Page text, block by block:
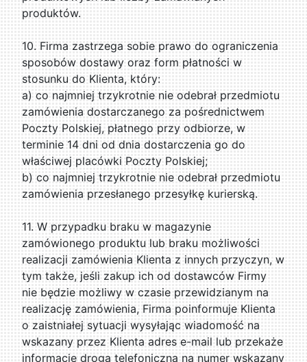
produktów.
10. Firma zastrzega sobie prawo do ograniczenia
sposobów dostawy oraz form płatności w
stosunku do Klienta, który:
a) co najmniej trzykrotnie nie odebrał przedmiotu
zamówienia dostarczanego za pośrednictwem
Poczty Polskiej, płatnego przy odbiorze, w
terminie 14 dni od dnia dostarczenia go do
właściwej placówki Poczty Polskiej;
b) co najmniej trzykrotnie nie odebrał przedmiotu
zamówienia przesłanego przesyłkę kurierską.
11. W przypadku braku w magazynie
zamówionego produktu lub braku możliwości
realizacji zamówienia Klienta z innych przyczyn, w
tym także, jeśli zakup ich od dostawców Firmy
nie będzie możliwy w czasie przewidzianym na
realizację zamówienia, Firma poinformuje Klienta
o zaistniałej sytuacji wysyłając wiadomość na
wskazany przez Klienta adres e-mail lub przekaże
informację drogą telefoniczną na numer wskazany